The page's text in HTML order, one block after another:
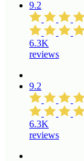
9.2
6.3K
reviews
9.2
6.3K
reviews